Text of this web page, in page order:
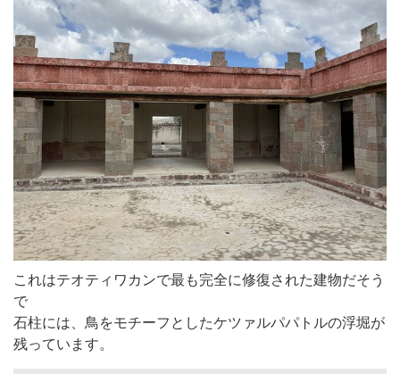
これはテオティワカンで最も完全に修復された建物だそう
で
石柱には、鳥をモチーフとしたケツァルパパトルの浮堀が
残っています。